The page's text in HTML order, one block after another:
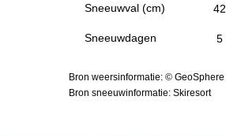
Sneeuwval (cm)
Sneeuwdagen
42
5
Bron weersinformatie: © GeoSphere
Bron sneeuwinformatie: Skiresort